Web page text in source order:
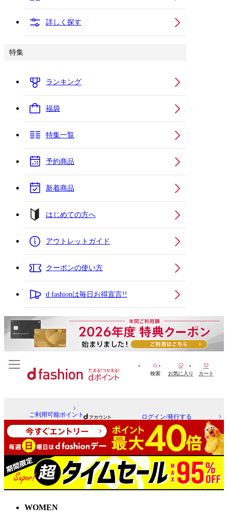
詳しく探す
特集
ランキング
福袋
特集一覧
予約商品
新着商品
はじめての方へ
アウトレットガイド
クーポンの使い方
d fashionは毎日お得宣言!!
検索 お気に入り カート
ご利用可能ポイント ログイン/発行する
WOMEN